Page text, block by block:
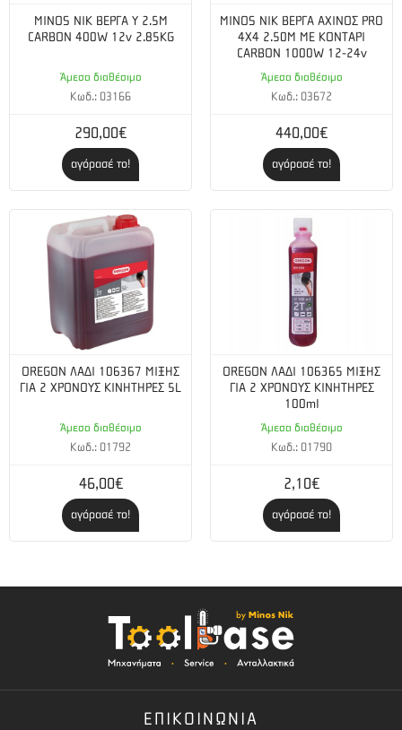
MINOS NIK ΒΕΡΓΑ Υ 2.5Μ
CARBON 400W 12v 2.85KG
Άμεσα διαθέσιμο
Κωδ.: 03166
290,00€
αγόρασέ το!
MINOS NIK ΒΕΡΓΑ ΑΧΙΝΟΣ PRO
4X4 2.50M ΜΕ ΚΟΝΤΑΡΙ
CARBON 1000W 12-24v
Άμεσα διαθέσιμο
Κωδ.: 03672
440,00€
αγόρασέ το!
OREGON ΛΑΔΙ 106367 ΜΙΞΗΣ
ΓΙΑ 2 ΧΡΟΝΟΥΣ ΚΙΝΗΤΗΡΕΣ 5L
Άμεσα διαθέσιμο
Κωδ.: 01792
46,00€
αγόρασέ το!
OREGON ΛΑΔΙ 106365 ΜΙΞΗΣ
ΓΙΑ 2 ΧΡΟΝΟΥΣ ΚΙΝΗΤΗΡΕΣ
100ml
Άμεσα διαθέσιμο
Κωδ.: 01790
2,10€
αγόρασέ το!
ΕΠΙΚΟΙΝΩΝΙΑ